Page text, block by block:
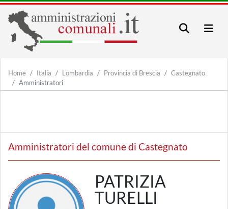
Home Italia Lombardia Provincia di Brescia
Castegnato
Amministratori
Amministratori del comune di Castegnato
PATRIZIA
TURELLI